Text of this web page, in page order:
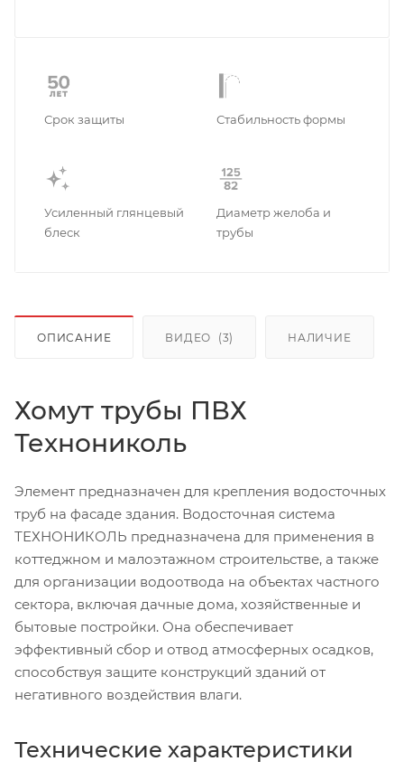
Срок защиты Стабильность формы
Усиленный глянцевый
блеск
Диаметр желоба и
трубы
ОПИСАНИЕ ВИДЕО (3) НАЛИЧИЕ
Хомут трубы ПВХ
Технониколь
Элемент предназначен для крепления водосточных
труб на фасаде здания. Водосточная система
ТЕХНОНИКОЛЬ предназначена для применения в
коттеджном и малоэтажном строительстве, а также
для организации водоотвода на объектах частного
сектора, включая дачные дома, хозяйственные и
бытовые постройки. Она обеспечивает
эффективный сбор и отвод атмосферных осадков,
способствуя защите конструкций зданий от
негативного воздействия влаги.
Технические характеристики